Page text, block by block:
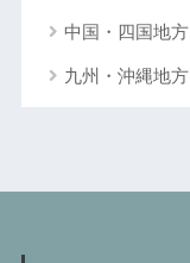
中国・四国地方
九州・沖縄地方